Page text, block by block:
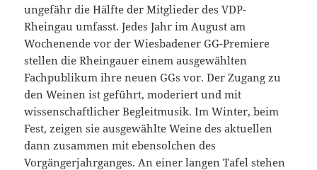
ungefähr die Hälfte der Mitglieder des VDP-
Rheingau umfasst. Jedes Jahr im August am
Wochenende vor der Wiesbadener GG-Premiere
stellen die Rheingauer einem ausgewählten
Fachpublikum ihre neuen GGs vor. Der Zugang zu
den Weinen ist geführt, moderiert und mit
wissenschaftlicher Begleitmusik. Im Winter, beim
Fest, zeigen sie ausgewählte Weine des aktuellen
dann zusammen mit ebensolchen des
Vorgängerjahrganges. An einer langen Tafel stehen